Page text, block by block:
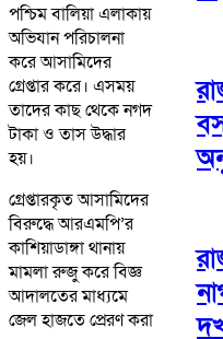
পশ্চিম বালিয়া এলাকায়
অভিযান পরিচালনা
করে আসামিদের
গ্রেপ্তার করে। এসময়
তাদের কাছ থেকে নগদ
টাকা ও তাস উদ্ধার
হয়।
গ্রেপ্তারকৃত আসামিদের
বিরুদ্ধে আরএমপি’র
কাশিয়াডাঙ্গা থানায়
মামলা রুজু করে বিজ্ঞ
আদালতের মাধ্যমে
জেল হাজতে প্রেরণ করা